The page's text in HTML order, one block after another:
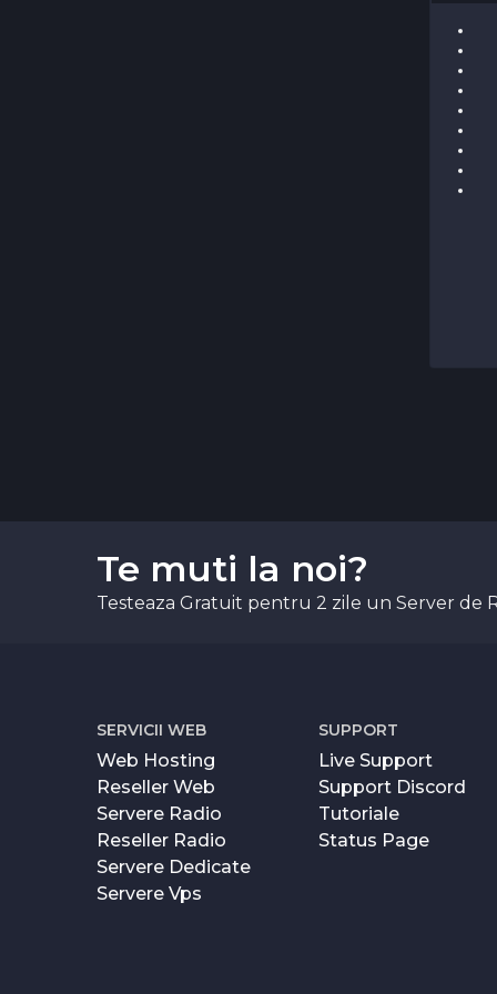
Te muti la noi?
Testeaza Gratuit pentru 2 zile un Server de
SERVICII WEB
Web Hosting
Reseller Web
Servere Radio
Reseller Radio
Servere Dedicate
Servere Vps
SUPPORT
Live Support
Support Discord
Tutoriale
Status Page